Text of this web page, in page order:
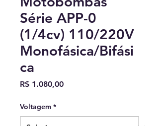
Série APP-0
(1/4cv) 110/220V
Monofásica/Bifási
ca
R$ 1.080,00Preço
Voltagem *